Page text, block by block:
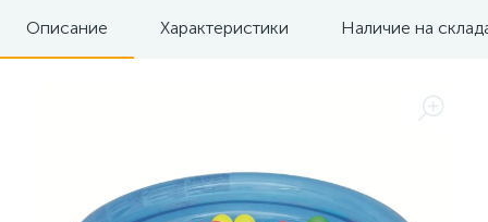
Описание Характеристики Наличие на